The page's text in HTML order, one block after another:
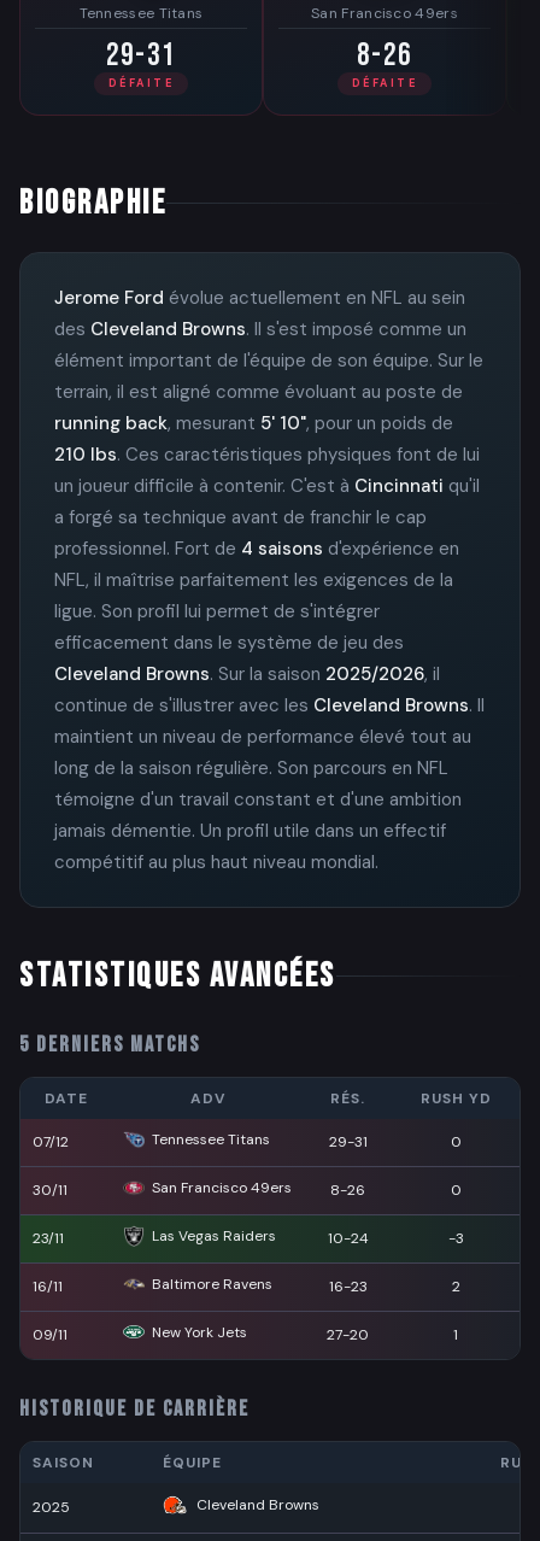
Tennessee Titans
29-31
DÉFAITE
San Francisco 49ers
8-26
DÉFAITE
BIOGRAPHIE
Jerome Ford évolue actuellement en NFL au sein
des Cleveland Browns. Il s'est imposé comme un
élément important de l'équipe de son équipe. Sur le
terrain, il est aligné comme évoluant au poste de
running back, mesurant 5' 10", pour un poids de
210 lbs. Ces caractéristiques physiques font de lui
un joueur difficile à contenir. C'est à Cincinnati qu'il
a forgé sa technique avant de franchir le cap
professionnel. Fort de 4 saisons d'expérience en
NFL, il maîtrise parfaitement les exigences de la
ligue. Son profil lui permet de s'intégrer
efficacement dans le système de jeu des
Cleveland Browns. Sur la saison 2025/2026, il
continue de s'illustrer avec les Cleveland Browns. Il
maintient un niveau de performance élevé tout au
long de la saison régulière. Son parcours en NFL
témoigne d'un travail constant et d'une ambition
jamais démentie. Un profil utile dans un effectif
compétitif au plus haut niveau mondial.
STATISTIQUES AVANCÉES
5 DERNIERS MATCHS
DATE ADV RÉS. RUSH YD
07/12 Tennessee Titans 29-31 0
30/11 San Francisco 49ers 8-26 0
23/11 Las Vegas Raiders 10-24 -3
16/11 Baltimore Ravens 16-23 2
09/11 New York Jets 27-20 1
HISTORIQUE DE CARRIÈRE
SAISON ÉQUIPE
2025 Cleveland Browns